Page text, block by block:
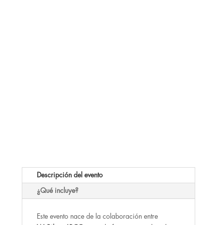
Descripción del evento
¿Qué incluye?
Este evento nace de la colaboración entre